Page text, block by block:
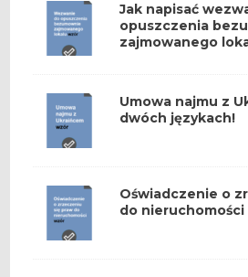
Jak napisać
opuszczenia
zajmowanego
Umowa najmu z
dwóch językach!
Oświadczenie o
do nieruchomości